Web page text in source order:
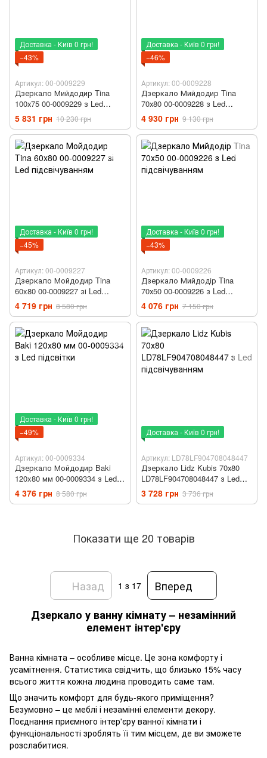
Доставка - Київ 0 грн!
−43%
Артикул: 00-0009229
Дзеркало Мийдодир Tina
100х75 00-0009229 з Led
підсвічуванням
5 831 грн 10 230 грн
Доставка - Київ 0 грн!
−46%
Артикул: 00-0009228
Дзеркало Мийдодир Tina
70х80 00-0009228 з Led
підсвічуванням
4 930 грн 9 130 грн
Доставка - Київ 0 грн!
−45%
Артикул: 00-0009227
Дзеркало Мойдодир Tina
60x80 00-0009227 зі Led
підсвічуванням
4 719 грн 8 580 грн
Доставка - Київ 0 грн!
−43%
Артикул: 00-0009226
Дзеркало Мийдодір Tina
70х50 00-0009226 з Led
підсвічуванням
4 076 грн 7 150 грн
Доставка - Київ 0 грн!
−49%
Артикул: 00-0009334
Дзеркало Мойдодир Baki
120x80 мм 00-0009334 з Led
підсвітки
4 376 грн 8 580 грн
Доставка - Київ 0 грн!
Артикул: LD78LF904708048447
Дзеркало Lidz Kubis 70х80
LD78LF904708048447 з Led
підсвічуванням
3 728 грн 3 736 грн
Показати ще 20 товарів
Назад 1 з 17
Вперед
Дзеркало у ванну кімнату – незамінний
елемент інтер'єру
Ванна кімната – особливе місце. Це зона комфорту і
усамітнення. Статистика свідчить, що близько 15% часу
всього життя кожна людина проводить саме там.
Що значить комфорт для будь-якого приміщення?
Безумовно – це меблі і незамінні елементи декору.
Поєднання приємного інтер'єру ванної кімнати і
функціональності зроблять її тим місцем, де ви зможете
розслабитися.